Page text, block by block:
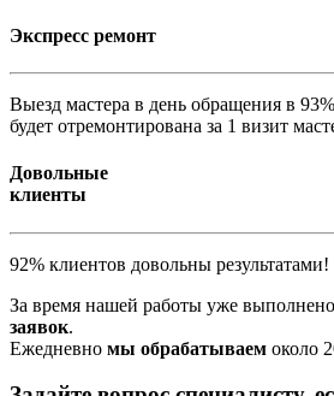
Экспресс ремонт
Выезд мастера в день обращения в
будет отремонтирована за 1 визит
Довольные
клиенты
92% клиентов довольны результатами!
За время нашей работы уже выполнено
заявок.
Ежедневно мы обрабатываем около